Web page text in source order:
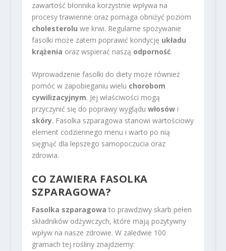
zawartość błonnika korzystnie wpływa na
procesy trawienne oraz pomaga obniżyć poziom
cholesterolu we krwi. Regularne spożywanie
fasolki może zatem poprawić kondycję układu
krążenia oraz wspierać naszą odporność.
Wprowadzenie fasolki do diety może również
pomóc w zapobieganiu wielu chorobom
cywilizacyjnym. Jej właściwości mogą
przyczynić się do poprawy wyglądu włosówi
skóry. Fasolka szparagowa stanowi wartościowy
element codziennego menu i warto po nią
sięgnąć dla lepszego samopoczucia oraz
zdrowia.
CO ZAWIERA FASOLKA
SZPARAGOWA?
Fasolka szparagowa to prawdziwy skarb pełen
składników odżywczych, które mają pozytywny
wpływ na nasze zdrowie. W zaledwie 100
gramach tej rośliny znajdziemy: